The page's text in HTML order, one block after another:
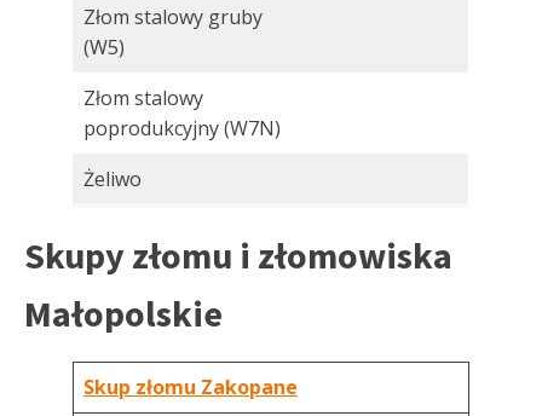
Złom stalowy gruby
(W5)
Złom stalowy
poprodukcyjny (W7N)
Żeliwo
Skupy złomu i złomowiska
Małopolskie
Skup złomu Zakopane